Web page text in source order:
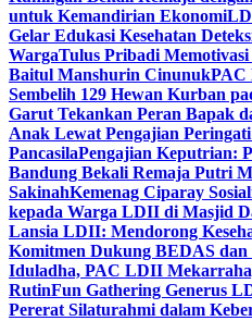
untuk Kemandirian Ekonomi
Gelar Edukasi Kesehatan
WargaTulus Pribadi
Baitul Manshurin CinunukPAC
Sembelih 129 Hewan Kurban
Garut Tekankan Peran Bapak
Anak Lewat Pengajian
PancasilaPengajian Keputrian:
Bandung Bekali Remaja Putri
SakinahKemenag Ciparay
kepada Warga LDII di Masjid
Lansia LDII: Mendorong
Komitmen Dukung BEDAS dan
Iduladha, PAC LDII
RutinFun Gathering Generus
Pererat Silaturahmi dalam